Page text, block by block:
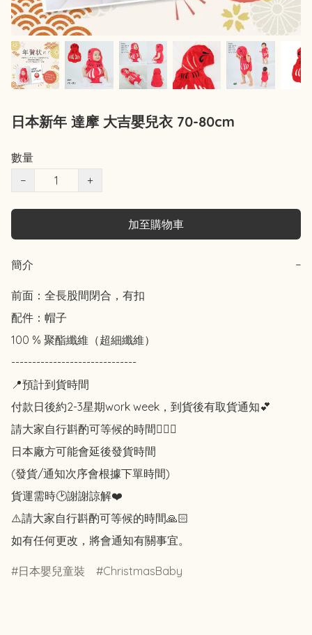
日本新年 達摩 大吉嬰兒衣 70-80cm
數量
−
+
加至購物車
簡介 −
前面：全長股間閉合，有扣
配件：帽子
100 % 聚酯纖維（超細纖維）
------------------------------
📍預計到貨時間
付款日後約2-3星期work week，到貨後有取貨通知💕
請大家自行斟酌可等候的時間🙇🏻‍♀️
日本廠方可能會延後發貨時間
(發貨/通知次序會根據下單時間)
貨運需時🕑謝謝諒解❤️
⚠️請大家自行斟酌可等候的時間🙏🏻
如有任何更改，將會通知有關事宜。
日本嬰兒童裝 ChristmasBaby